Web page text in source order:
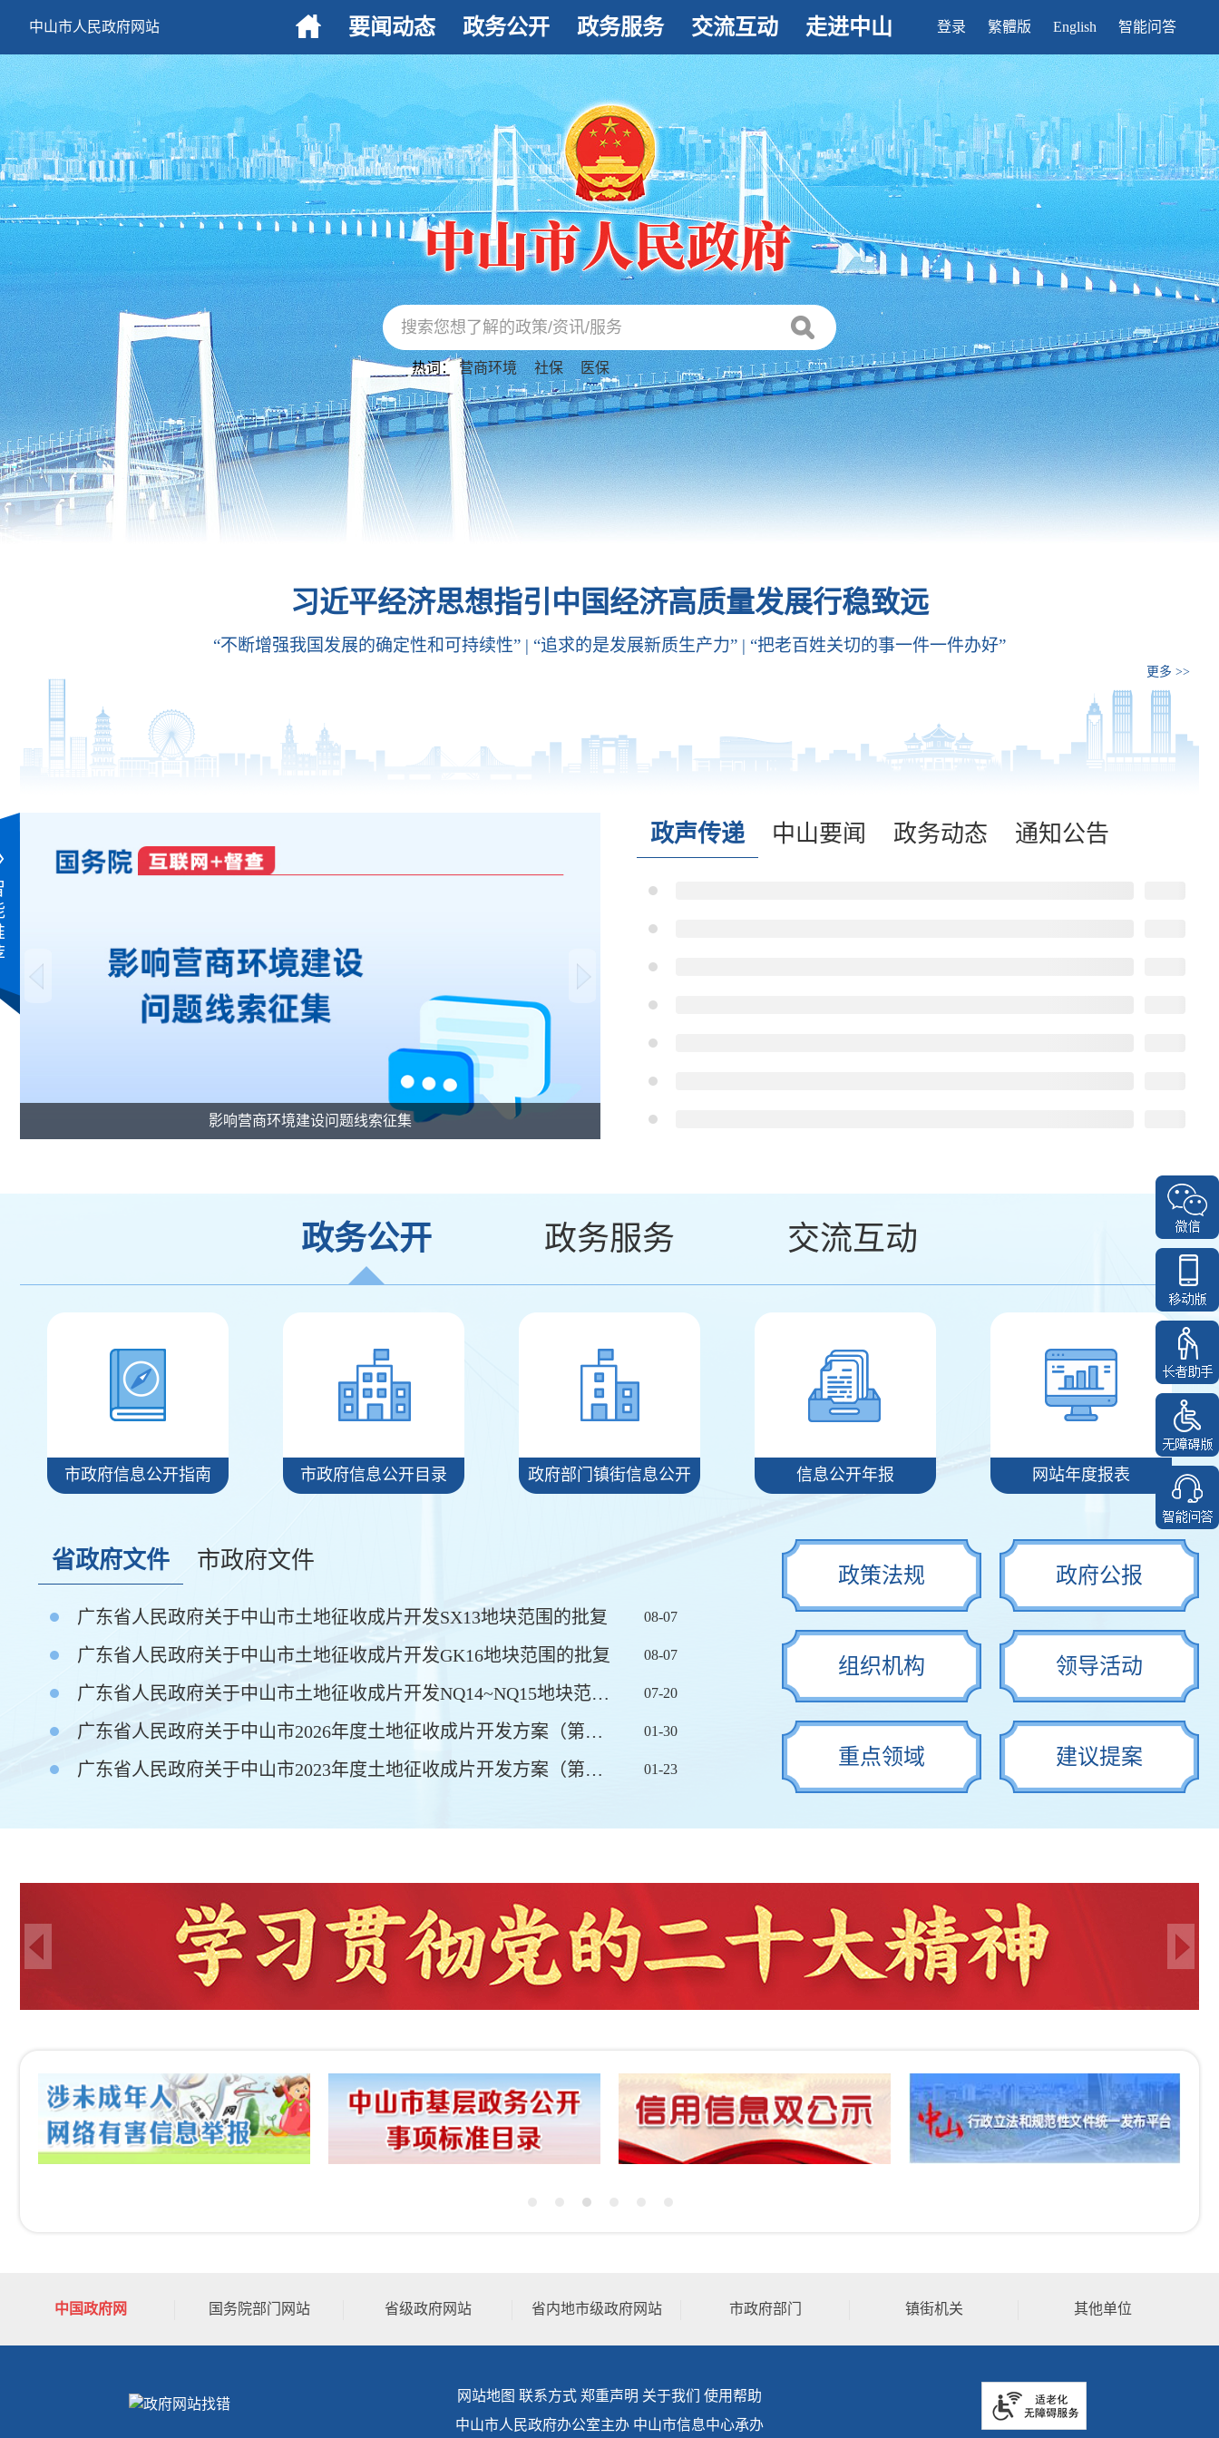
中山市人民政府网站 要闻动态 政务公开 政务服务 交流互动 走进中山 登录 繁體版 English 智能问答
热词： 营商环境 社保 医保
习近平经济思想指引中国经济高质量发展行稳致远
“不断增强我国发展的确定性和可持续性” | “追求的是发展新质生产力” | “把老百姓关切的事一件一件办好”
更多 >>
热点关注
【政务服务】跨语言、优服务！中山火炬政务部门联动
破解涉外办事难题
【政务新闻】市委常委会召开会议：高质量做好人才工
作 以更大力度更实举措引才育才聚才
【住房公积金】公积金贷款“一件事”，安家中山“一次
办”！
【人社信息】一键推送！广东社保上线“待遇到账提醒功
【政务服务】民生热点Q&A⑱ | 汽车过户交易要多久？
热点问答速览
【人社信息】一卡在手！解锁超多便捷养老服务→
来体验→
【政务服务】深中医保零距离 便民利民惠两地
【积分入学】家长速看→中山积分入学官方答疑专场来
【粤智助】智助妙招㊶ | 超实用！打印户口本、居住证
就用TA
创新之城 美丽中山
政声传递 中山要闻 政务动态 通知公告
政务公开 政务服务 交流互动
市政府信息公开指南 市政府信息公开目录 政府部门镇街信息公开 信息公开年报 网站年度报表
省政府文件 市政府文件
08-07
广东省人民政府关于中山市土地征收成片开发SX13地块范围的批复
08-07
广东省人民政府关于中山市土地征收成片开发GK16地块范围的批复
07-20
广东省人民政府关于中山市土地征收成片开发NQ14~NQ15地块范围的批复
01-30
广东省人民政府关于中山市2026年度土地征收成片开发方案（第一批）的批复
01-23
广东省人民政府关于中山市2023年度土地征收成片开发方案（第二批）调整方案（第二次）的批复
政策法规 政府公报
组织机构 领导活动
重点领域 建议提案
中国政府网 国务院部门网站 省级政府网站 省内地市级政府网站 市政府部门 镇街机关 其他单位
网站地图 联系方式 郑重声明 关于我们
使用帮助
中山市人民政府办公室主办 中山市信息中心承办